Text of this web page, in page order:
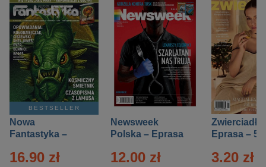
BESTSELLER
Nowa
Fantastyka –
16.90 zł
Newsweek
Polska – Eprasa
12.00 zł
Zwierciadło
Eprasa – 5/
3.20 zł